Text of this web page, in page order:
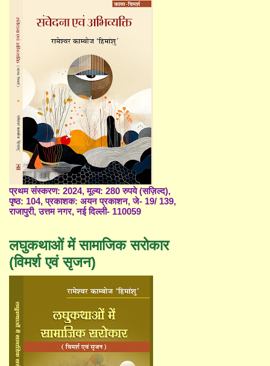
प्रथम संस्करण: 2024, मूल्य: 280 रुपये (सज़िल्द),
पृष्ठ: 104, प्रकाशक: अयन प्रकाशन, जे- 19/ 139,
राजापुरी, उत्तम नगर, नई दिल्ली- 110059
लघुकथाओं में सामाजिक सरोकार
(विमर्श एवं सृजन)